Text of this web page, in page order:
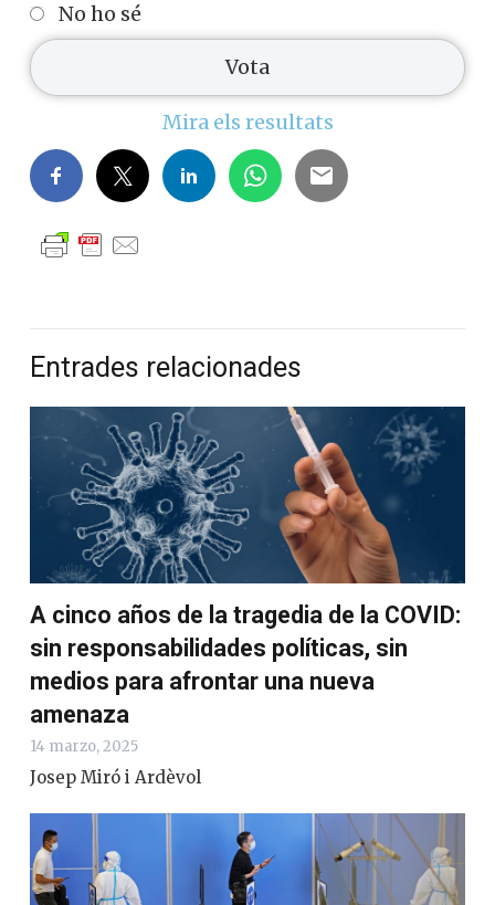
No ho sé
Mira els resultats
Entrades relacionades
A cinco años de la tragedia de la COVID:
sin responsabilidades políticas, sin
medios para afrontar una nueva
amenaza
14 marzo, 2025
Josep Miró i Ardèvol